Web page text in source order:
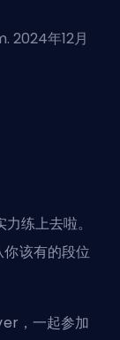
2024年12月
练上去啦。
你该有的段位
，一起参加